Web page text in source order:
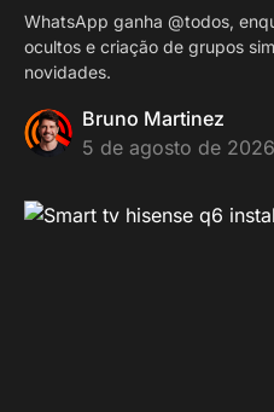
WhatsApp ganha @todos,
ocultos e criação de grupos
novidades.
Bruno Martinez
5 de agosto de 2026